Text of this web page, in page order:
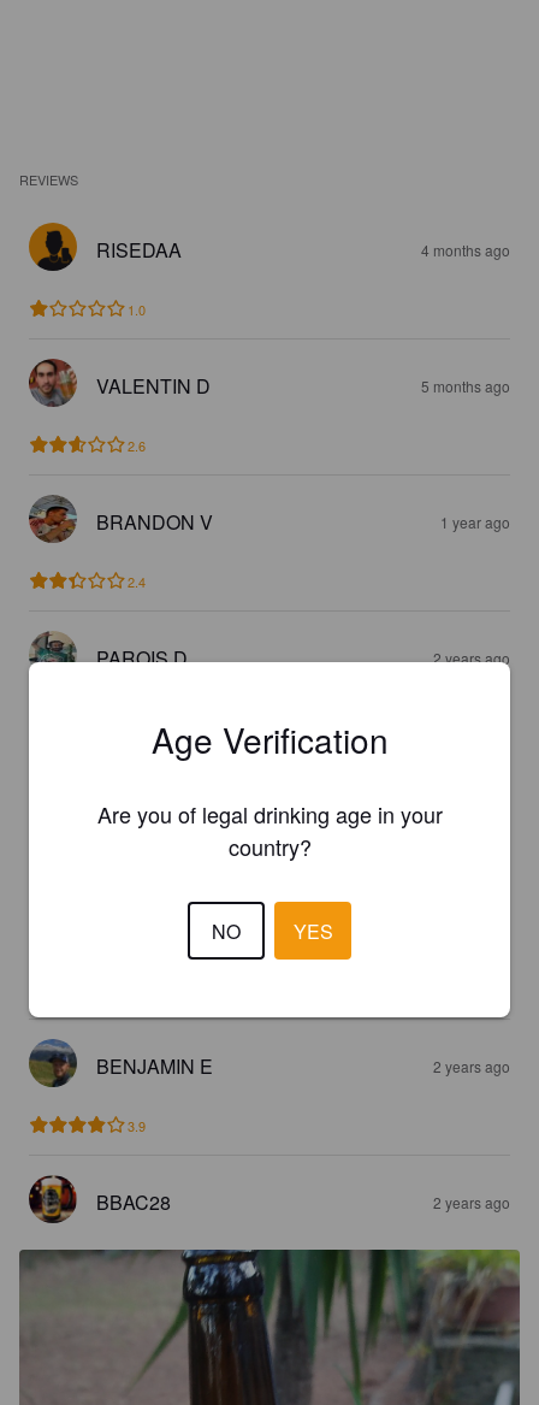
REVIEWS
RISEDAA 4 months ago
1.0
VALENTIN D 5 months ago
2.6
BRANDON V 1 year ago
2.4
PAROIS D 2 years ago
BENJAMIN E 2 years ago
3.9
BBAC28 2 years ago
Age Verification
Are you of legal drinking age in your
country?
NO YES